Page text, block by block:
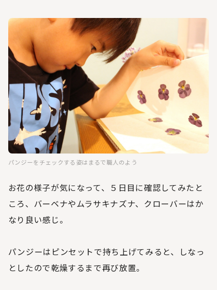
パンジーをチェックする姿はまるで職人のよう
お花の様子が気になって、５日目に確認してみたと
ころ、バーベナやムラサキナズナ、クローバーはか
なり良い感じ。
パンジーはピンセットで持ち上げてみると、しなっ
としたので乾燥するまで再び放置。